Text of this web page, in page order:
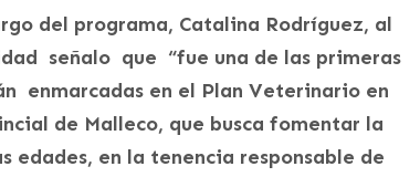
del programa, Catalina Rodríguez, al
señalo que “fue una de las primeras
enmarcadas en el Plan Veterinario en
de Malleco, que busca fomentar la
en la tenencia responsable de